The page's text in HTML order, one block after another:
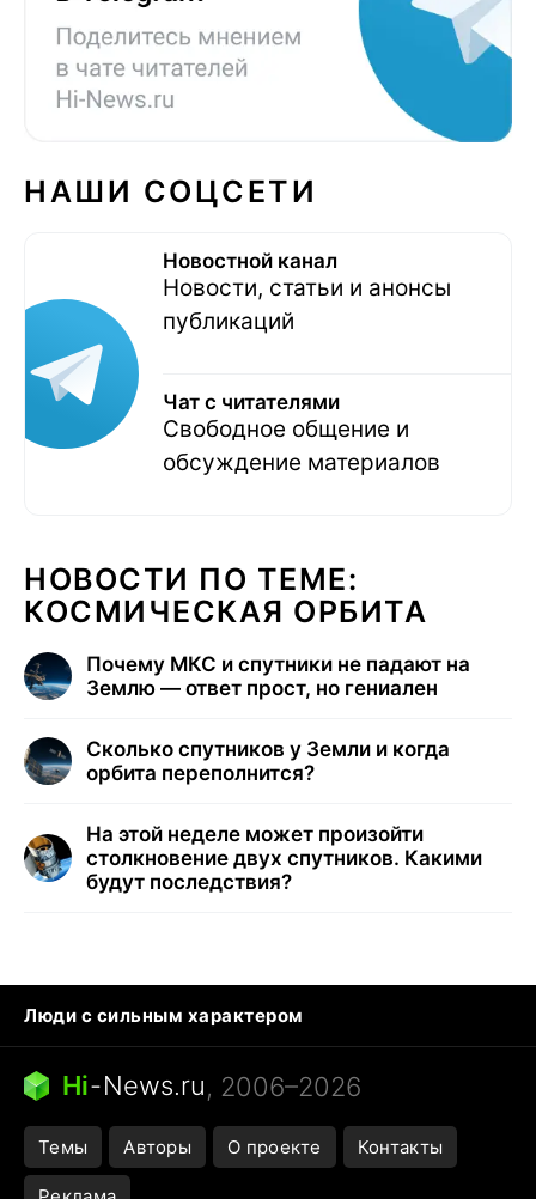
НАШИ СОЦСЕТИ
Новостной канал
Новости, статьи и анонсы
публикаций
Чат с читателями
Свободное общение и
обсуждение материалов
НОВОСТИ ПО ТЕМЕ:
КОСМИЧЕСКАЯ ОРБИТА
Почему МКС и спутники не падают на
Землю — ответ прост, но гениален
Сколько спутников у Земли и когда
орбита переполнится?
На этой неделе может произойти
столкновение двух спутников. Какими
будут последствия?
Люди с сильным характером
Кошка писает на кровать
Тунцы в океанариуме
Ядовитые пауки России
Города в ядерной войне
Открытие в Google Maps
Hi-News.ru, 2006–2026
Темы Авторы О проекте Контакты